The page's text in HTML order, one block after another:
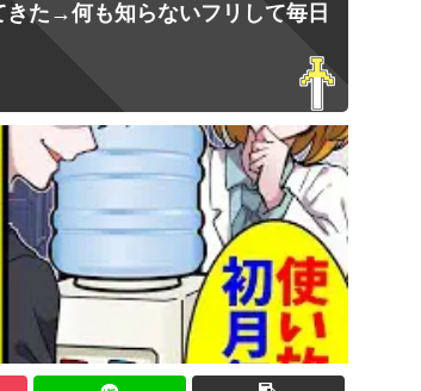
きた→何も知らないフリして毎日